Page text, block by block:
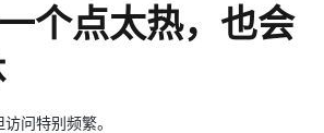
个点太热，也会
问特别频繁。